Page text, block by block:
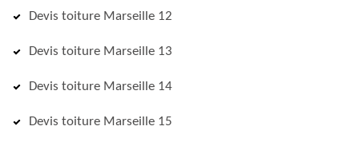
Devis toiture Marseille 12
Devis toiture Marseille 13
Devis toiture Marseille 14
Devis toiture Marseille 15